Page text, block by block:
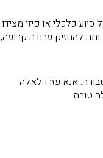
ללא כל סיוע כלכלי או פיזי מצידו.
להחזיק עבודה קבועה,
אנא עזרו לאלה
טובה.